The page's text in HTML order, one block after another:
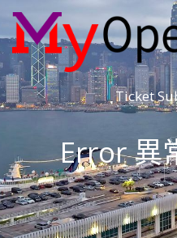
Ticket
Error 異